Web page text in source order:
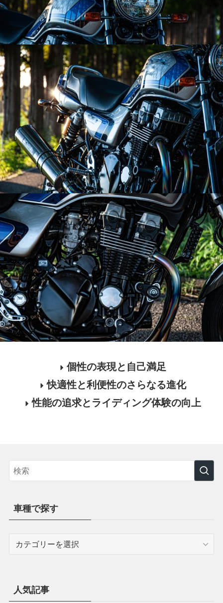
個性の表現と自己満足
快適性と利便性のさらなる進化
性能の追求とライディング体験の向上
車種で探す
す人気記事